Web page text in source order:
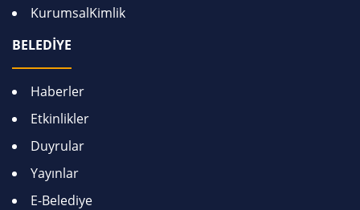
KurumsalKimlik
BELEDİYE
Haberler
Etkinlikler
Duyrular
Yayınlar
E-Belediye